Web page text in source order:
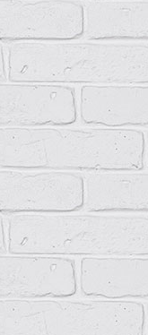
корпус
перемычка.
наконечника.
А 100;
230/
TN-
IP31,
Не